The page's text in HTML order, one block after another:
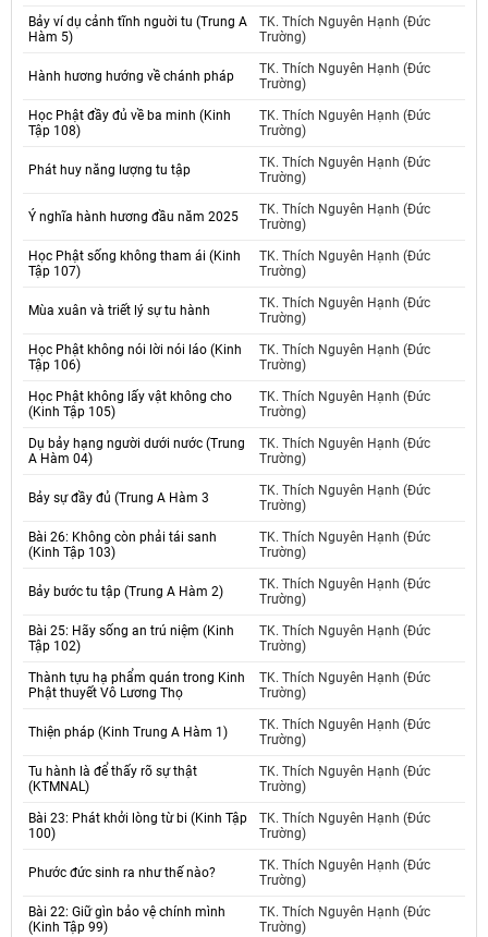
Bảy ví dụ cảnh tĩnh nguời tu (Trung A
Hàm 5)
TK. Thích Nguyên Hạnh (Đức
Trường)
Hành hương hướng về chánh pháp
TK. Thích Nguyên Hạnh (Đức
Trường)
Học Phật đầy đủ về ba minh (Kinh
Tập 108)
TK. Thích Nguyên Hạnh (Đức
Trường)
Phát huy năng lượng tu tập
TK. Thích Nguyên Hạnh (Đức
Trường)
Ý nghĩa hành hương đầu năm 2025
TK. Thích Nguyên Hạnh (Đức
Trường)
Học Phật sống không tham ái (Kinh
Tập 107)
TK. Thích Nguyên Hạnh (Đức
Trường)
Mùa xuân và triết lý sự tu hành
TK. Thích Nguyên Hạnh (Đức
Trường)
Học Phật không nói lời nói láo (Kinh
Tập 106)
TK. Thích Nguyên Hạnh (Đức
Trường)
Học Phật không lấy vật không cho
(Kinh Tập 105)
TK. Thích Nguyên Hạnh (Đức
Trường)
Dụ bảy hạng người dưới nước (Trung
A Hàm 04)
TK. Thích Nguyên Hạnh (Đức
Trường)
Bảy sự đầy đủ (Trung A Hàm 3
TK. Thích Nguyên Hạnh (Đức
Trường)
Bài 26: Không còn phải tái sanh
(Kinh Tập 103)
TK. Thích Nguyên Hạnh (Đức
Trường)
Bảy bước tu tập (Trung A Hàm 2)
TK. Thích Nguyên Hạnh (Đức
Trường)
Bài 25: Hãy sống an trú niệm (Kinh
Tập 102)
TK. Thích Nguyên Hạnh (Đức
Trường)
Thành tựu hạ phẩm quán trong Kinh
Phật thuyết Vô Lương Thọ
TK. Thích Nguyên Hạnh (Đức
Trường)
Thiện pháp (Kinh Trung A Hàm 1)
TK. Thích Nguyên Hạnh (Đức
Trường)
Tu hành là để thấy rõ sự thật
(KTMNAL)
TK. Thích Nguyên Hạnh (Đức
Trường)
Bài 23: Phát khởi lòng từ bi (Kinh Tập
100)
TK. Thích Nguyên Hạnh (Đức
Trường)
Phước đức sinh ra như thế nào?
TK. Thích Nguyên Hạnh (Đức
Trường)
Bài 22: Giữ gìn bảo vệ chính mình
(Kinh Tập 99)
TK. Thích Nguyên Hạnh (Đức
Trường)